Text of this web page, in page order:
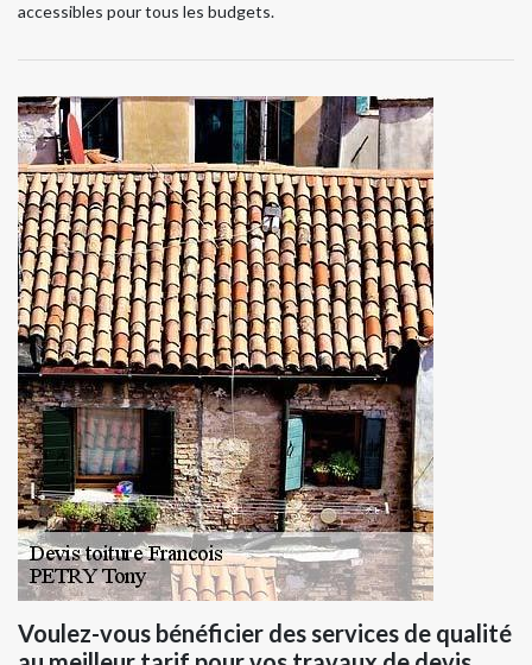
accessibles pour tous les budgets.
Voulez-vous bénéficier des services de qualité